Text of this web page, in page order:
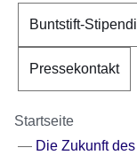
Buntstift-
Pressekontakt
Startseite
Die Zukunft